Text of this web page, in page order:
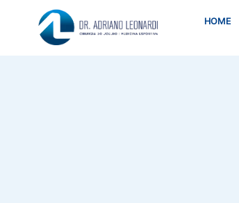
HOME